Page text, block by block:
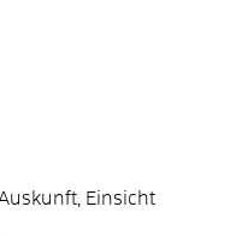
Einsicht